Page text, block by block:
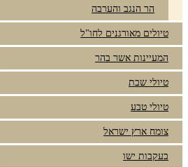
הר הנגב והערבה
טיולים מאורגנים לחו"ל
המעיינות אשר בהר
טיולי שבת
טיולי טבע
צומח ארץ ישראל
בעקבות ישו